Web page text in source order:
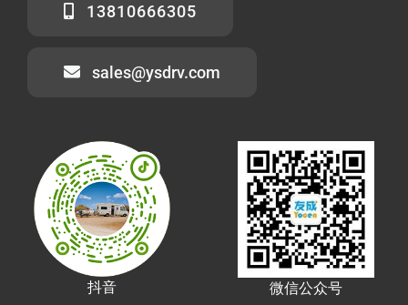
13810666305
sales@ysdrv.com
抖音 微信公众号